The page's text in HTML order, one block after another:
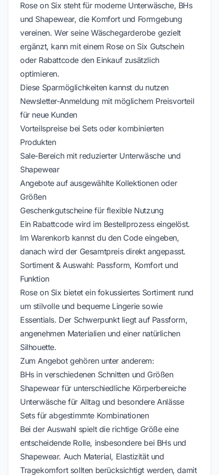
Rose on Six steht für moderne Unterwäsche, BHs
und Shapewear, die Komfort und Formgebung
vereinen. Wer seine Wäschegarderobe gezielt
ergänzt, kann mit einem Rose on Six Gutschein
oder Rabattcode den Einkauf zusätzlich
optimieren.
Diese Sparmöglichkeiten kannst du nutzen
Newsletter-Anmeldung mit möglichem Preisvorteil
für neue Kunden
Vorteilspreise bei Sets oder kombinierten
Produkten
Sale-Bereich mit reduzierter Unterwäsche und
Shapewear
Angebote auf ausgewählte Kollektionen oder
Größen
Geschenkgutscheine für flexible Nutzung
Ein Rabattcode wird im Bestellprozess eingelöst.
Im Warenkorb kannst du den Code eingeben,
danach wird der Gesamtpreis direkt angepasst.
Sortiment & Auswahl: Passform, Komfort und
Funktion
Rose on Six bietet ein fokussiertes Sortiment rund
um stilvolle und bequeme Lingerie sowie
Essentials. Der Schwerpunkt liegt auf Passform,
angenehmen Materialien und einer natürlichen
Silhouette.
Zum Angebot gehören unter anderem:
BHs in verschiedenen Schnitten und Größen
Shapewear für unterschiedliche Körperbereiche
Unterwäsche für Alltag und besondere Anlässe
Sets für abgestimmte Kombinationen
Bei der Auswahl spielt die richtige Größe eine
entscheidende Rolle, insbesondere bei BHs und
Shapewear. Auch Material, Elastizität und
Tragekomfort sollten berücksichtigt werden, damit